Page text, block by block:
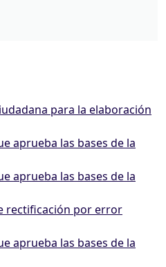
para la elaboración
aprueba las bases de la
aprueba las bases de la
rectificación por error
aprueba las bases de la